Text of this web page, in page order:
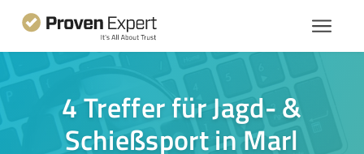
4 Treffer für Jagd- &
Schießsport in Marl